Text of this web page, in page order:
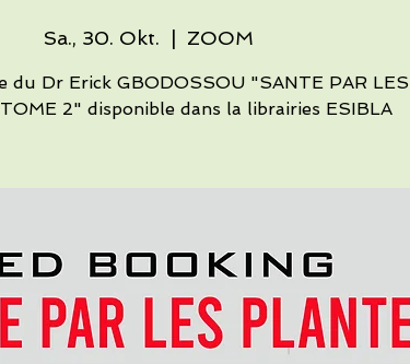
Sa., 30. Okt. ZOOM
du Dr Erick GBODOSSOU "SANTE PAR LES
2" disponible dans la librairies ESIBLA